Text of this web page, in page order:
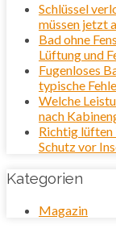
Schlüssel
müssen jetzt
Bad ohne
Lüftung und
Fugenloses
typische
Welche
nach
Richtig lüften
Schutz vor
Kategorien
Magazin